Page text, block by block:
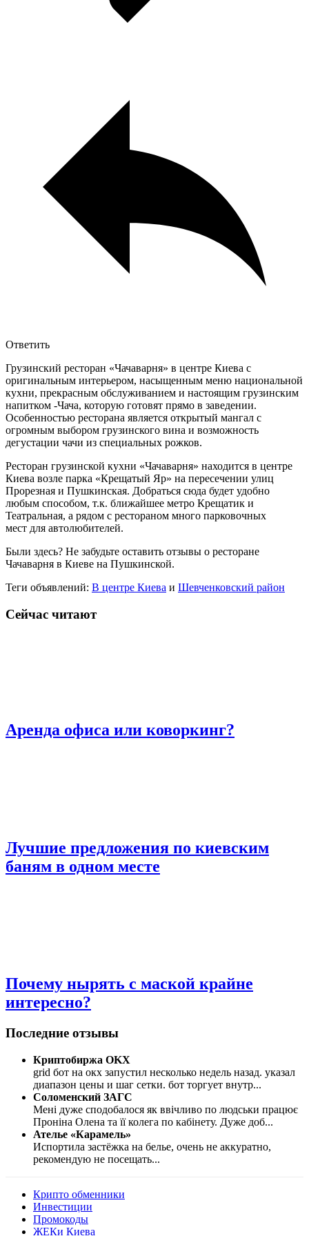
Ответить
Грузинский ресторан «Чачаварня» в центре Киева с
оригинальным интерьером, насыщенным меню национальной
кухни, прекрасным обслуживанием и настоящим грузинским
напитком -Чача, которую готовят прямо в заведении.
Особенностью ресторана является открытый мангал с
огромным выбором грузинского вина и возможность
дегустации чачи из специальных рожков.
Ресторан грузинской кухни «Чачаварня» находится в центре
Киева возле парка «Крещатый Яр» на пересечении улиц
Прорезная и Пушкинская. Добраться сюда будет удобно
любым способом, т.к. ближайшее метро Крещатик и
Театральная, а рядом с рестораном много парковочных
мест для автолюбителей.
Были здесь? Не забудьте оставить отзывы о ресторане
Чачаварня в Киеве на Пушкинской.
Теги объявлений: В центре Киева и Шевченковский район
Сейчас читают
Аренда офиса или коворкинг?
Лучшие предложения по киевским
баням в одном месте
Почему нырять с маской крайне
интересно?
Последние отзывы
Криптобиржа OKX
grid бот на окх запустил несколько недель назад. указал
диапазон цены и шаг сетки. бот торгует внутр...
Соломенский ЗАГС
Мені дуже сподобалося як ввічливо по людськи працює
Проніна Олена та її колега по кабінету. Дуже доб...
Ателье «Карамель»
Испортила застёжка на белье, очень не аккуратно,
рекомендую не посещать...
Крипто обменники
Инвестиции
Промокоды
ЖЕКи Киева